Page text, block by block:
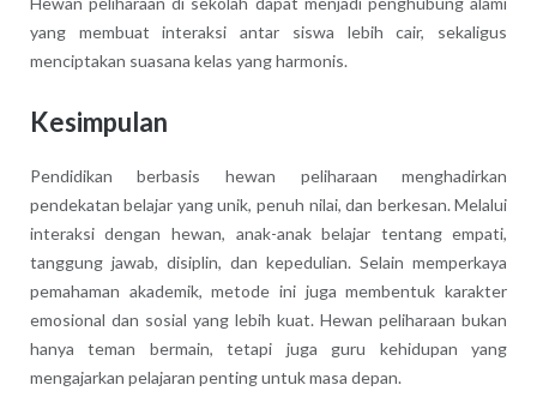
yang membuat interaksi antar siswa lebih cair, sekaligus
menciptakan suasana kelas yang harmonis.
Kesimpulan
Pendidikan berbasis hewan peliharaan menghadirkan
pendekatan belajar yang unik, penuh nilai, dan berkesan. Melalui
interaksi dengan hewan, anak-anak belajar tentang empati,
tanggung jawab, disiplin, dan kepedulian. Selain memperkaya
pemahaman akademik, metode ini juga membentuk karakter
emosional dan sosial yang lebih kuat. Hewan peliharaan bukan
hanya teman bermain, tetapi juga guru kehidupan yang
mengajarkan pelajaran penting untuk masa depan.